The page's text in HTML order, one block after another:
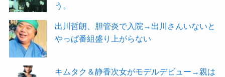
う。
出川哲朗、胆管炎で入院→出川さんいないと
やっぱ番組盛り上がらない
キムタク＆静香次女がモデルデビュー→親は